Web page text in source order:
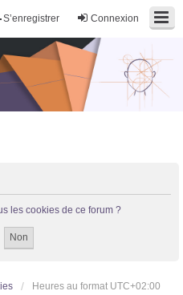
Connexion
S’enregistrer
les cookies de ce forum ?
Heures au format UTC+02:00